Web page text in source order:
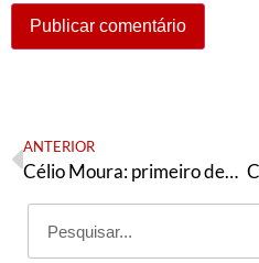
ANTERIOR
Célio Moura: primeiro deputado federal do PT na história do Tocantins e candidato à reeleição